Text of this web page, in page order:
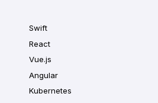
Swift
React
Vue.js
Angular
Kubernetes